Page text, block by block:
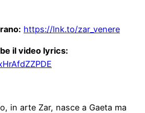
https://lnk.to/zar_venere
il video lyrics:
in arte Zar, nasce a Gaeta ma